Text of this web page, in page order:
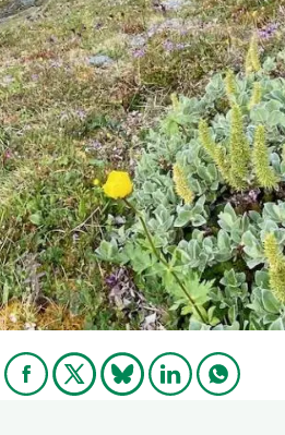
Seminaris i activitats
T’oferim formació